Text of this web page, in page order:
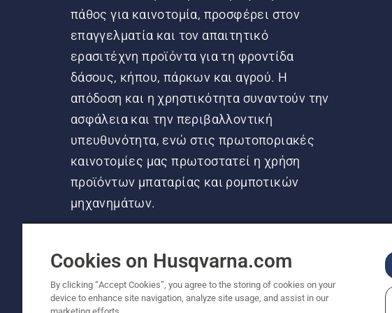
πάθος για καινοτομία, προσφέρει στον
επαγγελματία και τον απαιτητικό
ερασιτέχνη προϊόντα για τη φροντίδα
δάσους, κήπου, πάρκων και αγρού. Η
απόδοση και η χρηστικότητα συναντούν την
ασφάλεια και την περιβαλλοντική
υπευθυνότητα, ενώ στις πρωτοποριακές
καινοτομίες μας πρωτοστατεί η χρήση
προϊόντων μπαταρίας και ρομποτικών
μηχανημάτων.
Cookies on Husqvarna.com
By clicking “Accept Cookies”, you agree to the storing of cookies on your
device to enhance site navigation, analyze site usage, and assist in our